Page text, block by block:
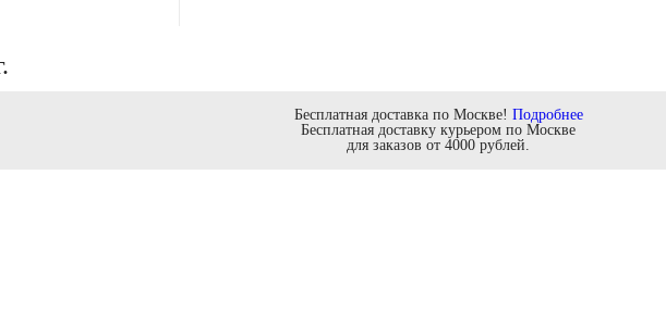
Бесплатная доставка по Москве! Подробнее
Бесплатная доставку курьером по Москве
для заказов от 4000 рублей.